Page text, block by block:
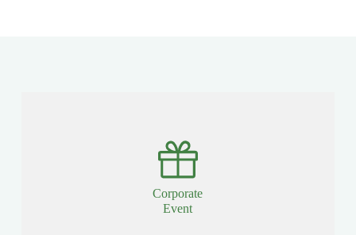
Corporate
Event